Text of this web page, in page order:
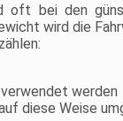
oft bei den
wird die
werden
diese Weise